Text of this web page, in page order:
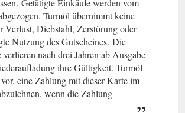
(gcb.today#86BB1).
Getätigte Einkäufe werden vom
Turmöl übernimmt keine
Verlust, Diebstahl, Zerstörung oder
Nutzung des Gutscheines. (gcb.today#C2179).
Die
verlieren nach drei Jahren ab Ausgabe
ihre Gültigkeit. Turmöl
eine Zahlung mit dieser Karte im
wenn die Zahlung
technischen Störung nicht möglich